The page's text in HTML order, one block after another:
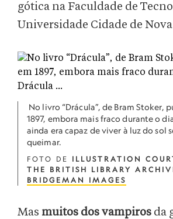
gótica na Faculdade de
Universidade Cidade de
No livro “Drácula”, de Bram Stoker,
1897, embora mais fraco durante o
ainda era capaz de viver à luz do sol
queimar.
FOTO DE ILLUSTRATION
THE BRITISH LIBRARY
BRIDGEMAN IMAGES
Mas muitos dos vampiros da